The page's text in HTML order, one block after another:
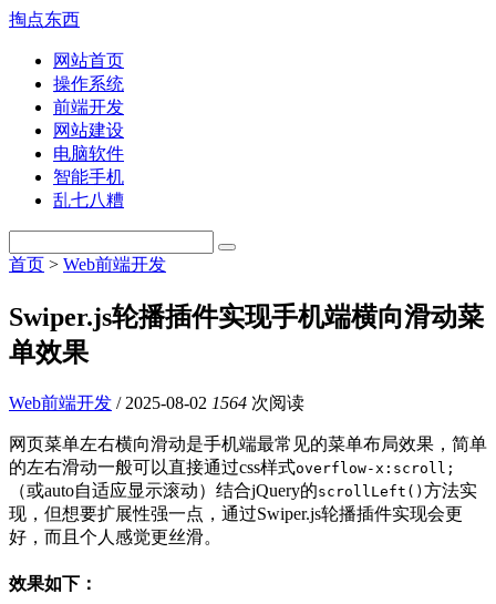
掏点东西
网站首页
操作系统
前端开发
网站建设
电脑软件
智能手机
乱七八糟
首页 > Web前端开发
Swiper.js轮播插件实现手机端横向滑动菜
单效果
Web前端开发 / 2025-08-02 1564 次阅读
网页菜单左右横向滑动是手机端最常见的菜单布局效果，简单
的左右滑动一般可以直接通过css样式overflow-x:scroll;
（或auto自适应显示滚动）结合jQuery的scrollLeft() 方法实
现，但想要扩展性强一点，通过Swiper.js轮播插件实现会更
好，而且个人感觉更丝滑。
效果如下：